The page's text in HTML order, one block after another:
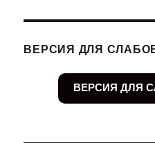
ВЕРСИЯ ДЛЯ
ВЕРСИЯ ДЛЯ